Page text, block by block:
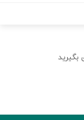
بگیرید